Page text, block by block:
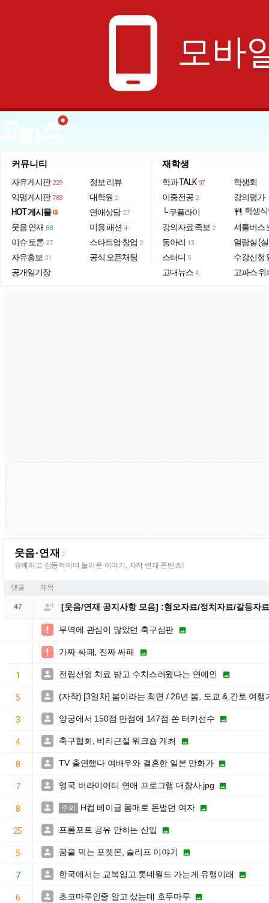
phone_android 모바
커뮤니티
자유게시판 229
익명게시판 783
HOT 게시물
웃음·연재 88
이슈·토론 27
자유홍보 21
공개일기장
정보·리뷰
대학원 2
연애상담 27
미용·패션 4
스타트업·창업 2
공식 오픈채팅
재학생
학과 TALK 97
이중전공 2
└ 쿠플라이
강의자료·족보 2
동아리 13
스터디 5
고대뉴스 4
학생회
강의평가
restaurant 학생
셔틀버스
열람실 (
수강신청
고파스 위
웃음·연재 2
유쾌하고 감동적이며 놀라운 이야기, 자작 연재 콘텐츠!
댓글 제목
47  [웃음/연재 공지사항 모음] :혐오자료/정치자료/갈등자
 무역에 관심이 많았던 축구심판 
 가짜 싸패, 진짜 싸패 
1  전립선염 치료 받고 수치스러웠다는 연예인 
5  (자작) [3일차] 봄이라는 최면 / 26년 봄, 도쿄 & 간토 여행
3  양궁에서 150점 만점에 147점 쏜 터키선수 
4  축구협회, 비리근절 워크숍 개최 
8  TV 출연했다 여배우와 결혼한 일본 만화가 
7  영국 버라이어티 연애 프로그램 대참사.jpg 
8  주의 H컵 베이글 몸매로 돈벌던 여자 
25  프롬포트 공유 안하는 신입 
5  꿈을 먹는 포켓몬, 슬리프 이야기 
7  한국에서는 교복입고 롯데월드 가는게 유행이래 
6  초코마루인줄 알고 샀는데 호두마루 